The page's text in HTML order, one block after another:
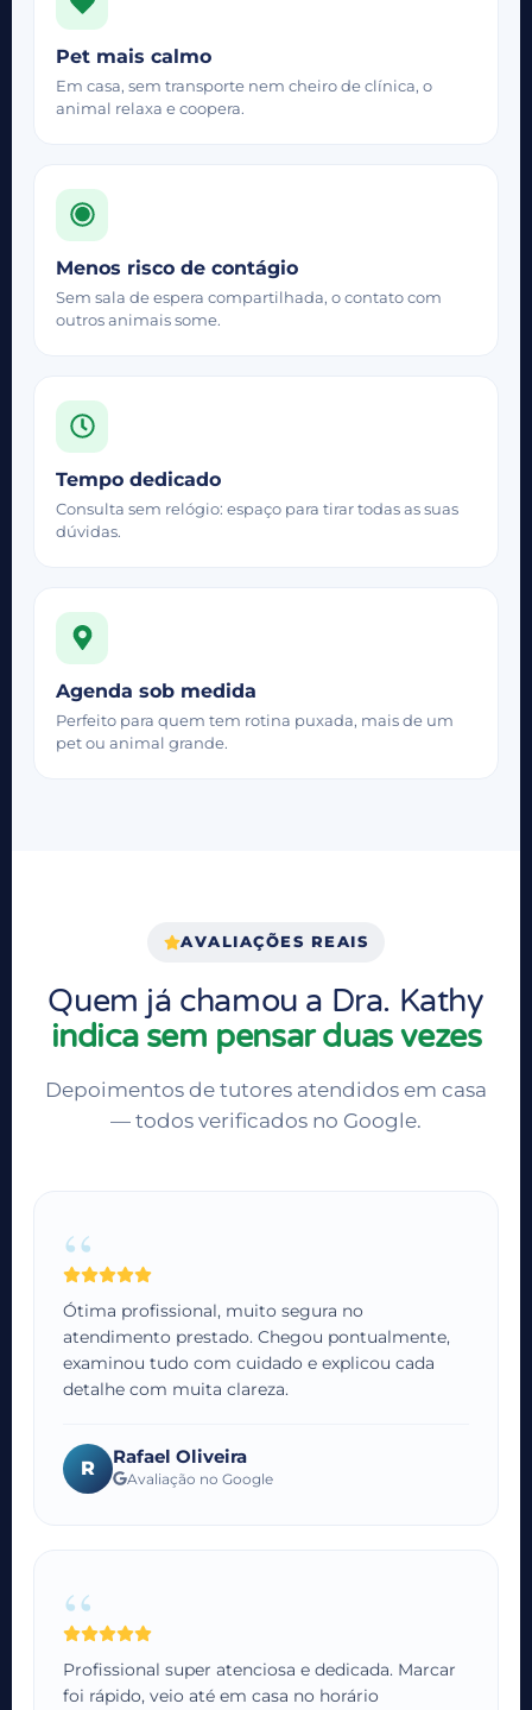
Pet mais calmo
Em casa, sem transporte nem cheiro de clínica, o
animal relaxa e coopera.
Menos risco de contágio
Sem sala de espera compartilhada, ocontatocom
outros animais some.
Tempo dedicado
Consulta sem relógio: espaço para tirar todas as suas
dúvidas.
Agenda sob medida
Perfeito para quem tem rotina puxada, mais de um
pet ou animal grande.
AVALIAÇÕES REAIS
Quem já chamou a Dra. Kathy
indica sem pensar duas vezes
Depoimentos de tutores atendidos em casa
— todos verificados no Google.
“
Ótima profissional, muito segura no
atendimento prestado. Chegou pontualmente,
examinou tudo com cuidado e explicou cada
detalhe com muita clareza.
R
Rafael Oliveira
Avaliação no Google
“
Profissional super atenciosa e dedicada. Marcar
foi rápido, veio até em casa no horário